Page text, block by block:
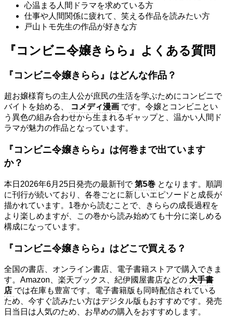
心温まる人間ドラマを求めている方
仕事や人間関係に疲れて、笑える作品を読みたい方
戸山トモ先生の作品が好きな方
『コンビニ令嬢きらら』よくある質問
『コンビニ令嬢きらら』はどんな作品？
超お嬢様育ちの主人公が庶民の生活を学ぶためにコンビニで
バイトを始める、
コメディ漫画 です。令嬢とコンビニとい
う異色の組み合わせから生まれるギャップと、温かい人間ド
ラマが魅力の作品となっています。
『コンビニ令嬢きらら』は何巻まで出ています
か？
本日2026年6月25日発売の最新刊で 第5巻 となります。順調
に刊行が続いており、各巻ごとに新しいエピソードと成長が
描かれています。1巻から読むことで、きららの成長過程を
より楽しめますが、この巻から読み始めても十分に楽しめる
構成になっています。
『コンビニ令嬢きらら』はどこで買える？
全国の書店、オンライン書店、電子書籍ストアで購入できま
す。Amazon、楽天ブックス、紀伊國屋書店などの 大手書
店 では在庫も豊富です。電子書籍版も同時配信されている
ため、今すぐ読みたい方はデジタル版もおすすめです。発売
日当日は人気のため、お早めの購入をおすすめします。